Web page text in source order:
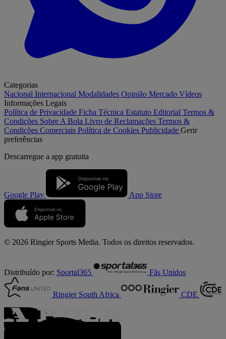
Categorias
Nacional Internacional Modalidades Opinião Mercado Vídeos
Informações Legais
Política de Privacidade Ficha Técnica Estatuto Editorial Termos &
Condições Sobre A Bola Livro de Reclamações Termos &
Condições Comerciais Política de Cookies Publicidade Gerir
preferências
Descarregue a app gratuita
Google Play App Store
© 2026 Ringier Sports Media. Todos os direitos reservados.
Distribuído por: Sportal365 Fãs Unidos
Ringier South Africa CDE